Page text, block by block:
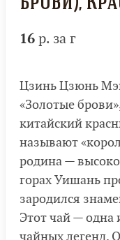
16 р. за г
Цзинь Цзюнь
«Золотые
китайский
называют
родина —
горах Уишань
зародился
Этот чай — одна
чайных легенд.